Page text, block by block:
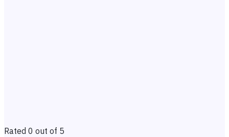
Rated 0 out of 5